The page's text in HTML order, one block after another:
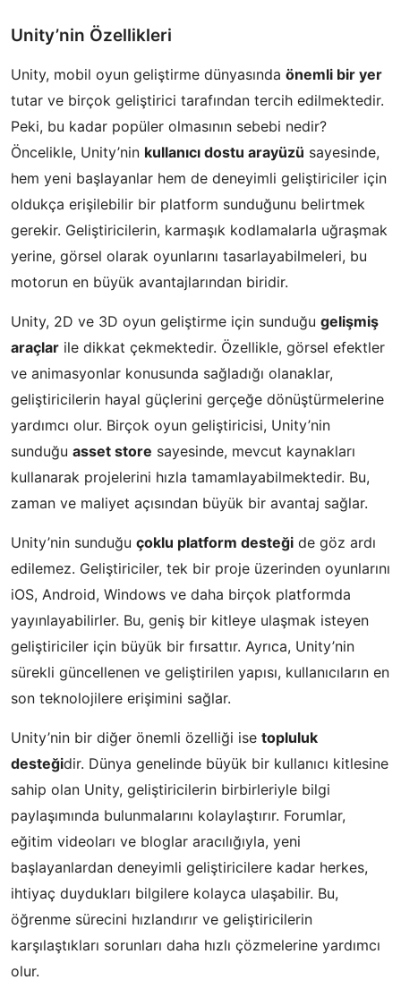
Unity’nin Özellikleri
Unity, mobil oyun geliştirme dünyasında önemli bir yer
tutar ve birçok geliştirici tarafından tercih edilmektedir.
Peki, bu kadar popüler olmasının sebebi nedir?
Öncelikle, Unity’nin kullanıcı dostu arayüzü sayesinde,
hem yeni başlayanlar hem de deneyimli geliştiriciler için
oldukça erişilebilir bir platform sunduğunu belirtmek
gerekir. Geliştiricilerin, karmaşık kodlamalarla uğraşmak
yerine, görsel olarak oyunlarını tasarlayabilmeleri, bu
motorun en büyük avantajlarından biridir.
Unity, 2D ve 3D oyun geliştirme için sunduğu gelişmiş
araçlar ile dikkat çekmektedir. Özellikle, görsel efektler
ve animasyonlar konusunda sağladığı olanaklar,
geliştiricilerin hayal güçlerini gerçeğe dönüştürmelerine
yardımcı olur. Birçok oyun geliştiricisi, Unity’nin
sunduğu asset store sayesinde, mevcut kaynakları
kullanarak projelerini hızla tamamlayabilmektedir. Bu,
zaman ve maliyet açısından büyük bir avantaj sağlar.
Unity’nin sunduğu çoklu platform desteği de göz ardı
edilemez. Geliştiriciler, tek bir proje üzerinden oyunlarını
iOS, Android, Windows ve daha birçok platformda
yayınlayabilirler. Bu, geniş bir kitleye ulaşmak isteyen
geliştiriciler için büyük bir fırsattır. Ayrıca, Unity’nin
sürekli güncellenen ve geliştirilen yapısı, kullanıcıların en
son teknolojilere erişimini sağlar.
Unity’nin bir diğer önemli özelliği ise topluluk
desteğidir. Dünya genelinde büyük bir kullanıcı kitlesine
sahip olan Unity, geliştiricilerin birbirleriyle bilgi
paylaşımında bulunmalarını kolaylaştırır. Forumlar,
eğitim videoları ve bloglar aracılığıyla, yeni
başlayanlardan deneyimli geliştiricilere kadar herkes,
ihtiyaç duydukları bilgilere kolayca ulaşabilir. Bu,
öğrenme sürecini hızlandırır ve geliştiricilerin
karşılaştıkları sorunları daha hızlı çözmelerine yardımcı
olur.